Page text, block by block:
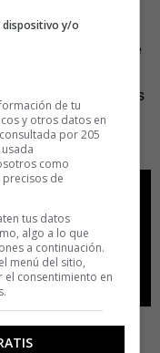
baños en variables
van a usar: nivel de
para
bebés, porque no es
que tener que
bebé».
dispositivo y/o
de tu
y otros datos en
por 205
como
de
tus datos
algo a lo que
a continuación.
menú del sitio,
el consentimiento en